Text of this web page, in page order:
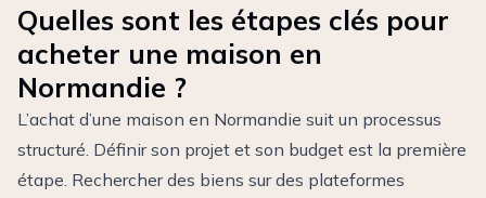
Quelles sont les étapes clés pour
acheter une maison en
Normandie ?
L’achat d’une maison en Normandie suit un processus
structuré. Définir son projet et son budget est la première
étape. Rechercher des biens sur des plateformes